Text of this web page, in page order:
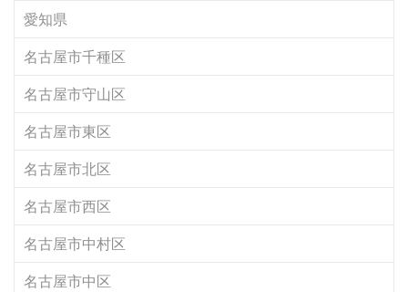
愛知県
名古屋市千種区
名古屋市守山区
名古屋市東区
名古屋市北区
名古屋市西区
名古屋市中村区
名古屋市中区